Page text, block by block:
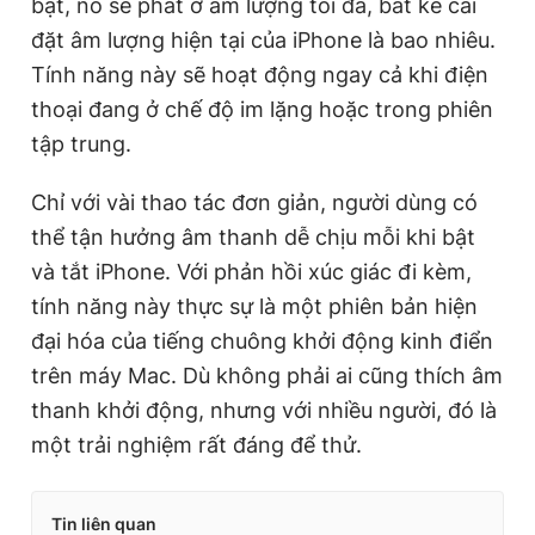
bật, nó sẽ phát ở âm lượng tối đa, bất kể cài
đặt âm lượng hiện tại của iPhone là bao nhiêu.
Tính năng này sẽ hoạt động ngay cả khi điện
thoại đang ở chế độ im lặng hoặc trong phiên
tập trung.
Chỉ với vài thao tác đơn giản, người dùng có
thể tận hưởng âm thanh dễ chịu mỗi khi bật
và tắt iPhone. Với phản hồi xúc giác đi kèm,
tính năng này thực sự là một phiên bản hiện
đại hóa của tiếng chuông khởi động kinh điển
trên máy Mac. Dù không phải ai cũng thích âm
thanh khởi động, nhưng với nhiều người, đó là
một trải nghiệm rất đáng để thử.
Tin liên quan